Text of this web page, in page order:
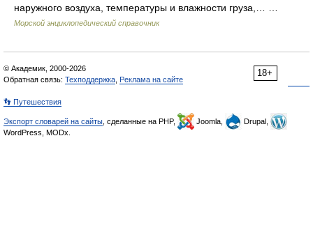
наружного воздуха, температуры и влажности груза,… …
Морской энциклопедический справочник
18+
© Академик, 2000-2026
Обратная связь: Техподдержка Реклама на сайте
👣 Путешествия
Экспорт словарей на сайты , сделанные на PHP, Joomla,
Drupal,
WordPress, MODx.